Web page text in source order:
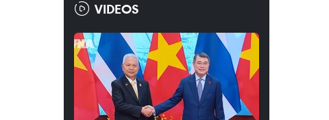
VIDEOS